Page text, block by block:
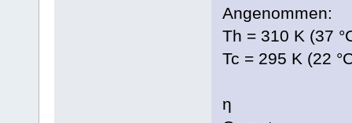
Angenommen:
Th = 310 K (37
Tc = 295 K (22
η